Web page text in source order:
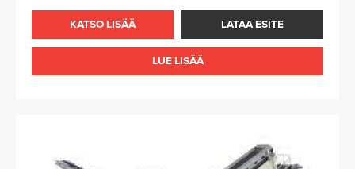
KATSO LISÄÄ LATAA ESITE
LUE LISÄÄ